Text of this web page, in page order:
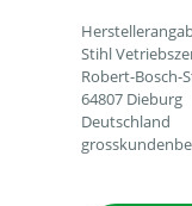
Stihl
Robert-Bosch-
64807 Dieburg
Deutschland